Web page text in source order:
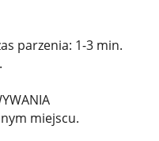
parzenia: 1-3 min.
miejscu.